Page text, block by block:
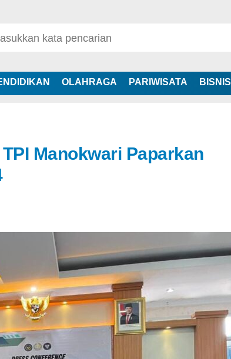
OLAHRAGA PARIWISATA BISNIS
Manokwari Paparkan